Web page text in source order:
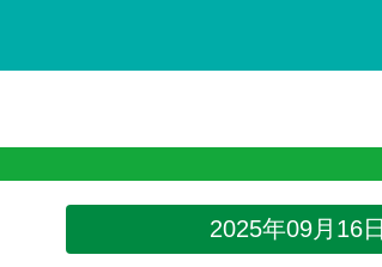
2025年09月16日